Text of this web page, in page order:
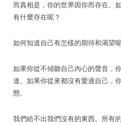
而真相是，你的世界因你而存在。
有什麼存在呢？
如何知道自己有怎樣的期待和渴望
如果你從不傾聽自己內心的聲音，
達。如果你從來都沒有愛過自己，
態。
我們給不出我們沒有的東西。所有